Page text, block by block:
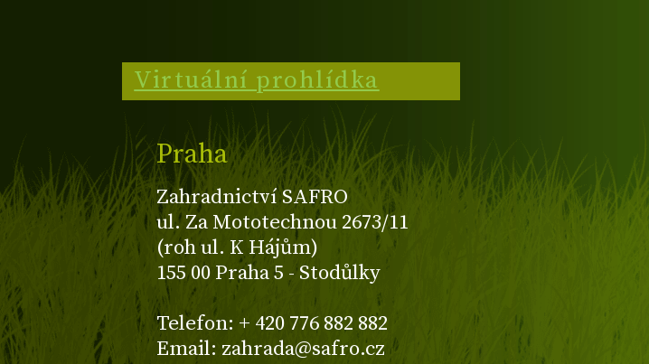
Virtuální prohlídka
Praha
Zahradnictví SAFRO
ul. Za Mototechnou 2673/11
(roh ul. K Hájům)
155 00 Praha 5 - Stodůlky
Telefon: + 420 776 882 882
Email: zahrada@safro.cz